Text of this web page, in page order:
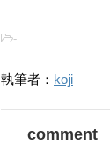
-
執筆者： koji
comment